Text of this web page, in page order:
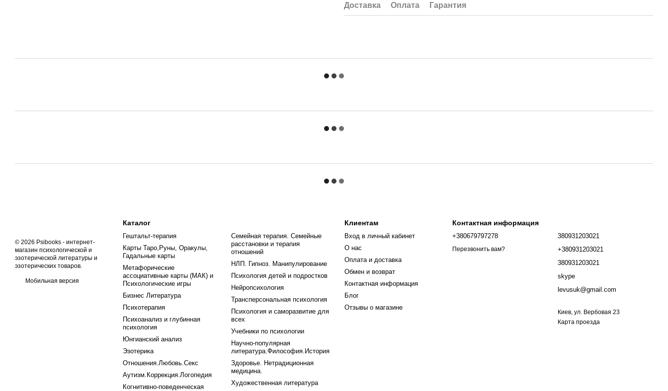
Доставка Оплата Гарантия
© 2026 Psibooks - интернет-
магазин психологической и
эзотерической литературы и
эзотерических товаров.
Мобильная версия
Каталог
Гештальт-терапия
Карты Таро,Руны, Оракулы,
Гадальные карты
Метафорические
ассоциативные карты (МАК) и
Психологические игры
Бизнес Литература
Психотерапия
Психоанализ и глубинная
психология
Юнгианский анализ
Эзотерика
Отношения.Любовь.Секс
Аутизм.Коррекция.Логопедия
Когнитивно-поведенческая
Семейная терапия. Семейные
расстановки и терапия
отношений
НЛП. Гипноз. Манипулирование
Психология детей и подростков
Нейропсихология
Трансперсональная психология
Психология и саморазвитие для
всех
Учебники по психологии
Научно-популярная
литература.Философия.История
Здоровье. Нетрадиционная
медицина.
Художественная литература
Клиентам
Вход в личный кабинет
О нас
Оплата и доставка
Обмен и возврат
Контактная информация
Блог
Отзывы о магазине
Контактная информация
+380679797278
Перезвонить вам?
380931203021
+380931203021
380931203021
skype
levusuk@gmail.com
Киев, ул. Вербовая 23
Карта проезда